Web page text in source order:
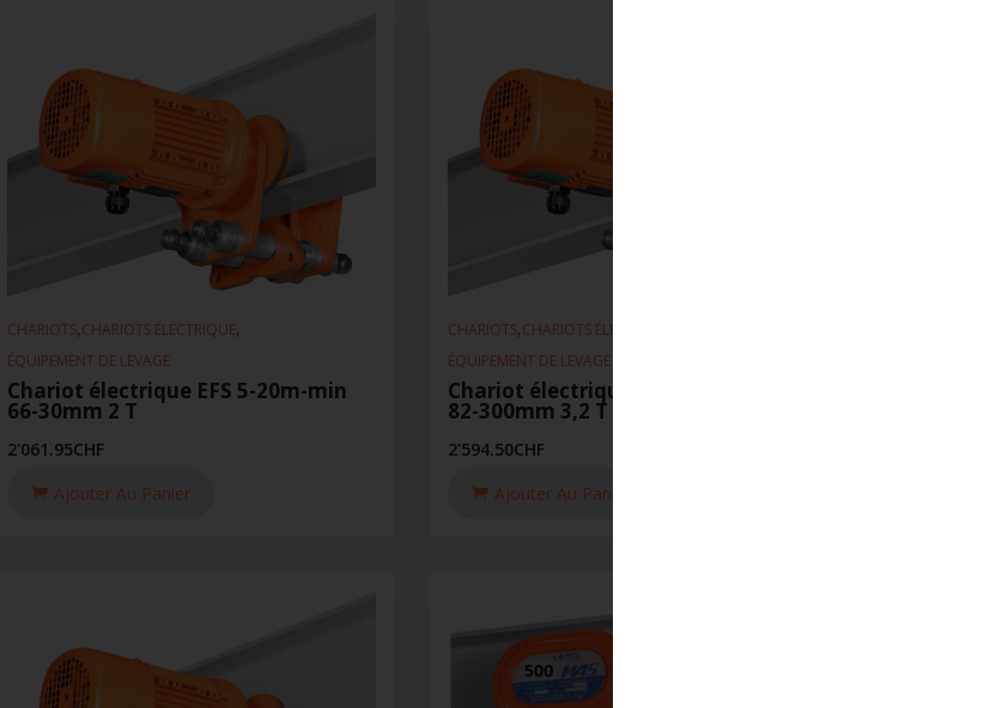
CHARIOTS,CHARIOTS ÉLECTRIQUE,
ÉQUIPEMENT DE LEVAGE
Chariot électrique EFS 5-20m-min
66-30mm 2 T
2'061.95CHF
Ajouter Au Panier
CHARIOTS,CHARIOTS ÉLECTRIQUE
ÉQUIPEMENT DE LEVAGE
Chariot électrique EFS 5-20 m-min
82-300mm 3,2 T
2'594.50CHF
Ajouter Au Panier